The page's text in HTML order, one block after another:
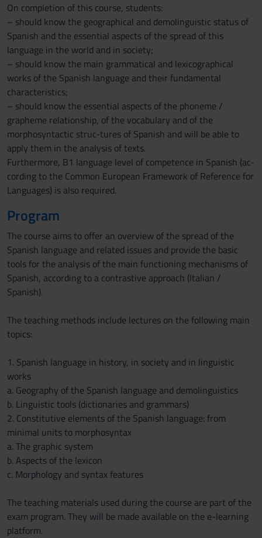
On completion of this course, students:
– should know the geographical and demolinguistic status of
Spanish and the essential aspects of the spread of this
language in the world and in society;
– should know the main grammatical and lexicographical
works of the Spanish language and their fundamental
characteristics;
– should know the essential aspects of the phoneme /
grapheme relationship, of the vocabulary and of the
morphosyntactic struc-tures of Spanish and will be able to
apply them in the analysis of texts.
Furthermore, B1 language level of competence in Spanish (ac-
cording to the Common European Framework of Reference for
Languages) is also required.
Program
The course aims to offer an overview of the spread of the
Spanish language and related issues and provide the basic
tools for the analysis of the main functioning mechanisms of
Spanish, according to a contrastive approach (Italian /
Spanish).
The teaching methods include lectures on the following main
topics:
1. Spanish language in history, in society and in linguistic
works
a. Geography of the Spanish language and demolinguistics
b. Linguistic tools (dictionaries and grammars)
2. Constitutive elements of the Spanish language: from
minimal units to morphosyntax
a. The graphic system
b. Aspects of the lexicon
c. Morphology and syntax features
The teaching materials used during the course are part of the
exam program. They will be made available on the e-learning
platform.